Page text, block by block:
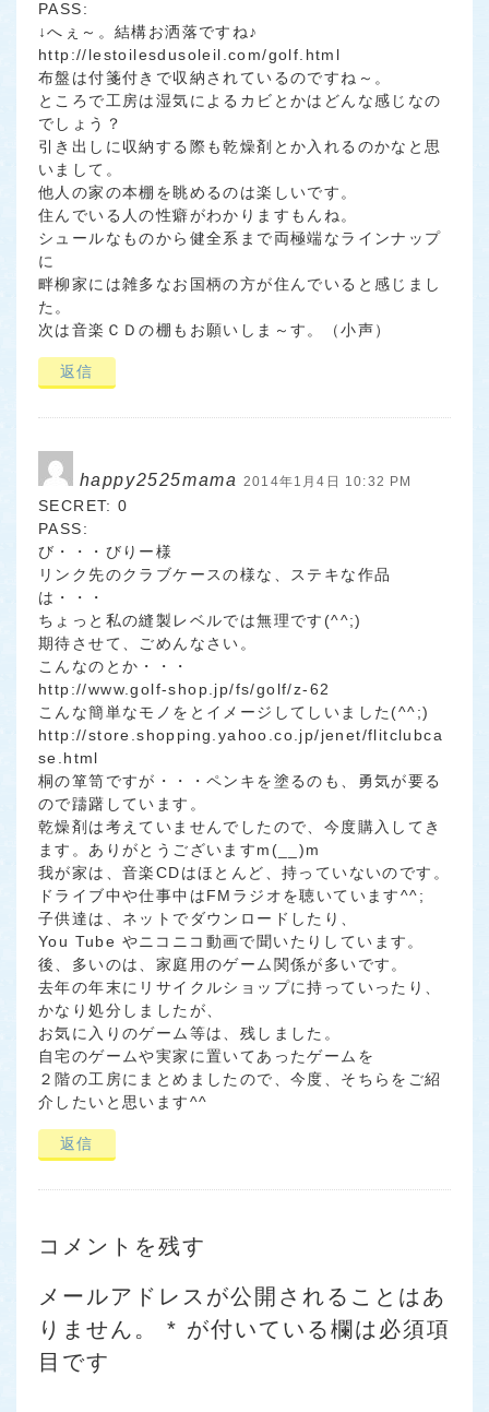
PASS:
↓へぇ～。結構お洒落ですね♪
http://lestoilesdusoleil.com/golf.html
布盤は付箋付きで収納されているのですね～。
ところで工房は湿気によるカビとかはどんな感じなの
でしょう？
引き出しに収納する際も乾燥剤とか入れるのかなと思
いまして。
他人の家の本棚を眺めるのは楽しいです。
住んでいる人の性癖がわかりますもんね。
シュールなものから健全系まで両極端なラインナップ
に
畔柳家には雑多なお国柄の方が住んでいると感じまし
た。
次は音楽ＣＤの棚もお願いしま～す。（小声）
返信
happy2525mama 2014年1月4日 10:32 PM
SECRET: 0
PASS:
び・・・びりー様
リンク先のクラブケースの様な、ステキな作品
は・・・
ちょっと私の縫製レベルでは無理です(^^;)
期待させて、ごめんなさい。
こんなのとか・・・
http://www.golf-shop.jp/fs/golf/z-62
こんな簡単なモノをとイメージしてしいました(^^;)
http://store.shopping.yahoo.co.jp/jenet/flitclubca
se.html
桐の箪笥ですが・・・ペンキを塗るのも、勇気が要る
ので躊躇しています。
乾燥剤は考えていませんでしたので、今度購入してき
ます。ありがとうございますm(__)m
我が家は、音楽CDはほとんど、持っていないのです。
ドライブ中や仕事中はFMラジオを聴いています^^;
子供達は、ネットでダウンロードしたり、
You Tube やニコニコ動画で聞いたりしています。
後、多いのは、家庭用のゲーム関係が多いです。
去年の年末にリサイクルショップに持っていったり、
かなり処分しましたが、
お気に入りのゲーム等は、残しました。
自宅のゲームや実家に置いてあったゲームを
２階の工房にまとめましたので、今度、そちらをご紹
介したいと思います^^
返信
コメントを残す
メールアドレスが公開されることはあ
りません。
* が付いている欄は必須項
目です